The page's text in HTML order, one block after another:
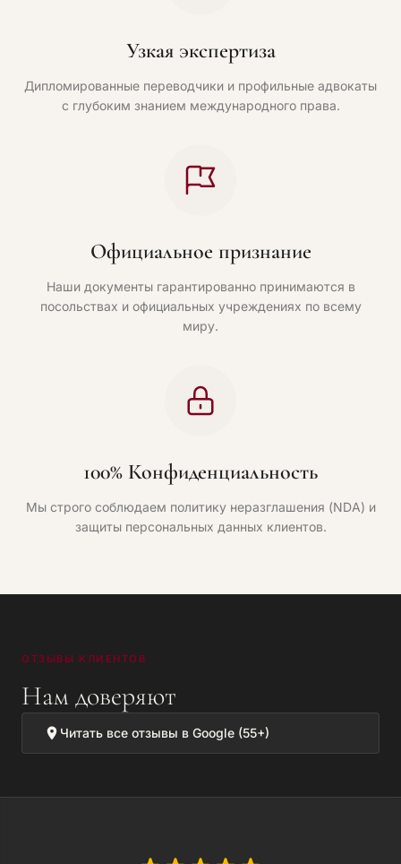
Узкая экспертиза
Дипломированные переводчики и профильные адвокаты
с глубоким знанием международного права.
Официальное признание
Наши документы гарантированно принимаются в
посольствах и официальных учреждениях по всему
миру.
100% Конфиденциальность
Мы строго соблюдаем политику неразглашения (NDA) и
защиты персональных данных клиентов.
ОТЗЫВЫ КЛИЕНТОВ
Нам доверяют
Читать все отзывы в Google (55+)